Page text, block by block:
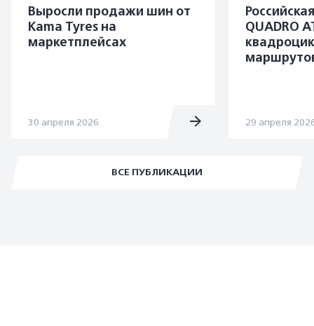
ВСЕ ПУБЛИКАЦИИ
Выросли продажи шин от
Kama Tyres на
маркетплейсах
30 апреля 2026
QUADRO
29 апреля